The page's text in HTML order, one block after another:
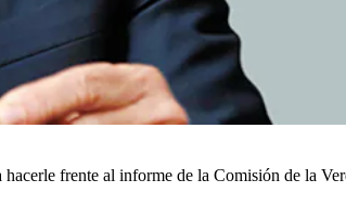
frente al informe de la Comisión de la